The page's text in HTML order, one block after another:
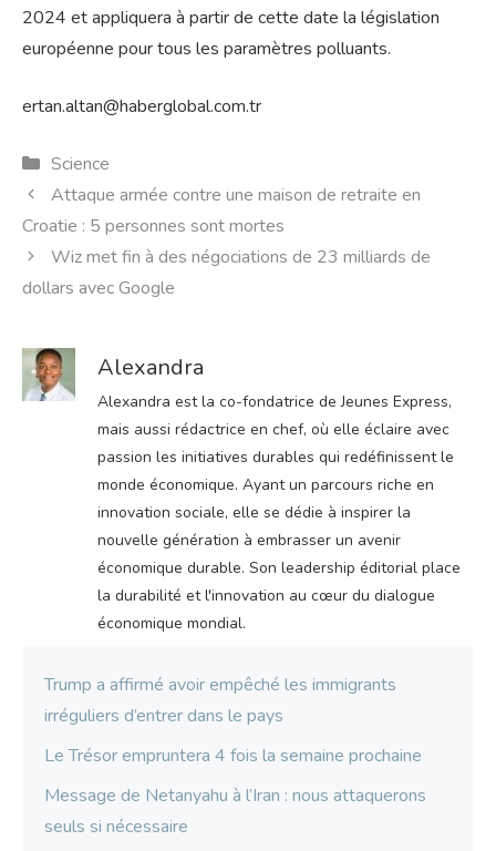
2024 et appliquera à partir de cette date la législation
européenne pour tous les paramètres polluants.
ertan.altan@haberglobal.com.tr
Catégories
Science
Attaque armée contre une maison de retraite en
Croatie : 5 personnes sont mortes
Wiz met fin à des négociations de 23 milliards de
dollars avec Google
Alexandra
Alexandra est la co-fondatrice de Jeunes Express,
mais aussi rédactrice en chef, où elle éclaire avec
passion les initiatives durables qui redéfinissent le
monde économique. Ayant un parcours riche en
innovation sociale, elle se dédie à inspirer la
nouvelle génération à embrasser un avenir
économique durable. Son leadership éditorial place
la durabilité et l'innovation au cœur du dialogue
économique mondial.
Trump a affirmé avoir empêché les immigrants
irréguliers d’entrer dans le pays
Le Trésor empruntera 4 fois la semaine prochaine
Message de Netanyahu à l’Iran : nous attaquerons
seuls si nécessaire